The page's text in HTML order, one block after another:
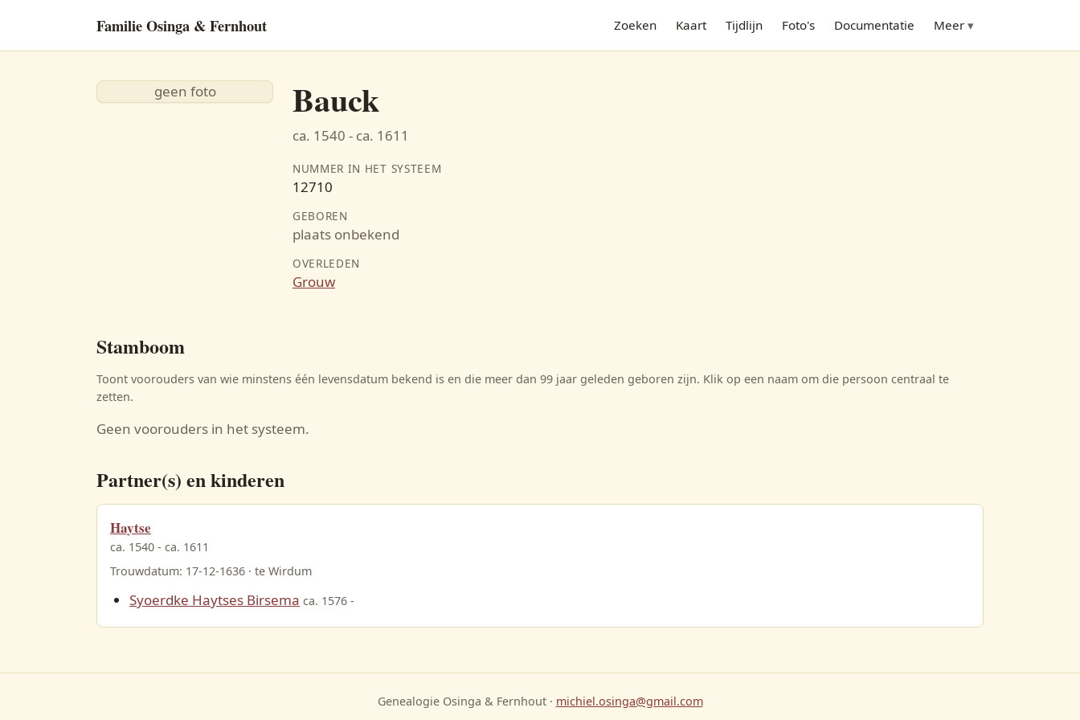
Familie Osinga & Fernhout Zoeken Kaart Tijdlijn Foto's Documentatie Meer
geen foto Bauck
ca. 1540 - ca. 1611
NUMMER IN HET SYSTEEM
12710
GEBOREN
plaats onbekend
OVERLEDEN
Grouw
Stamboom
Toont voorouders van wie minstens één levensdatum bekend is en die meer dan 99 jaar geleden geboren zijn. Klik op een naam om die persoon centraal te
zetten.
Geen voorouders in het systeem.
Partner(s) en kinderen
Haytse
ca. 1540 - ca. 1611
Trouwdatum: 17-12-1636 · te Wirdum
Syoerdke Haytses Birsema ca. 1576 -
Genealogie Osinga & Fernhout · michiel.osinga@gmail.com